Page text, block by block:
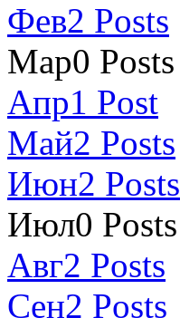
Фев2 Posts
Мар0 Posts
Апр1 Post
Май2 Posts
Июн2 Posts
Июл0 Posts
Авг2 Posts
Сен2 Posts